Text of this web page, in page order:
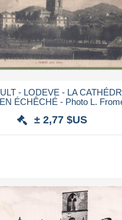
- LODEVE - LA
ÉCHÊCHÉ - Photo L.
± 2,77 $US